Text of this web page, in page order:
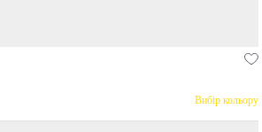
Вибір кольору